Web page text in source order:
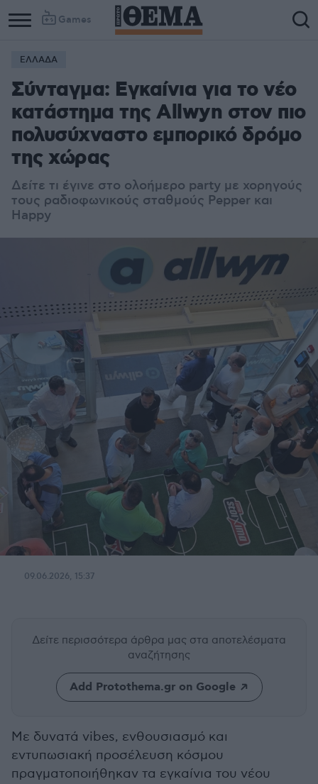
Games
ΕΛΛΑΔΑ
Σύνταγμα: Εγκαίνια για το νέο
κατάστημα της Allwyn στον πιο
πολυσύχναστο εμπορικό δρόμο
της χώρας
Δείτε τι έγινε στο ολοήμερο party με χορηγούς
τους ραδιοφωνικούς σταθμούς Pepper και
Happy
09.06.2026, 15:37
Δείτε περισσότερα άρθρα μας στα αποτελέσματα
αναζήτησης
Add Protothema.gr on Google
Με δυνατά vibes, ενθουσιασμό και
εντυπωσιακή προσέλευση κόσμου
πραγματοποιήθηκαν τα εγκαίνια του νέου